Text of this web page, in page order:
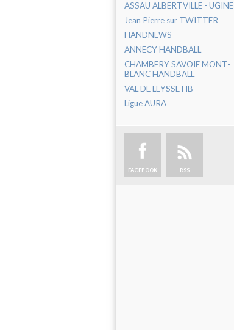
ASSAU ALBERTVILLE - UGINE
Jean Pierre sur TWITTER
HANDNEWS
ANNECY HANDBALL
CHAMBERY SAVOIE MONT-
BLANC HANDBALL
VAL DE LEYSSE HB
Ligue AURA
FACEBOOK RSS